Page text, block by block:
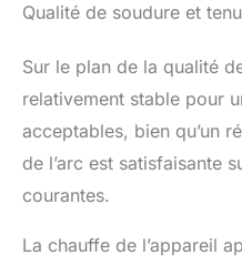
Qualité de soudure et
Sur le plan de la qualité
relativement stable pour
acceptables, bien qu’un
de l’arc est satisfaisante
courantes.
La chauffe de l’appareil